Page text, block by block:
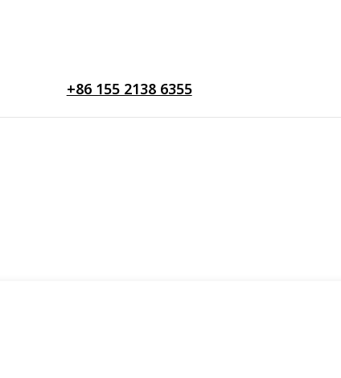
+86 155 2138 6355